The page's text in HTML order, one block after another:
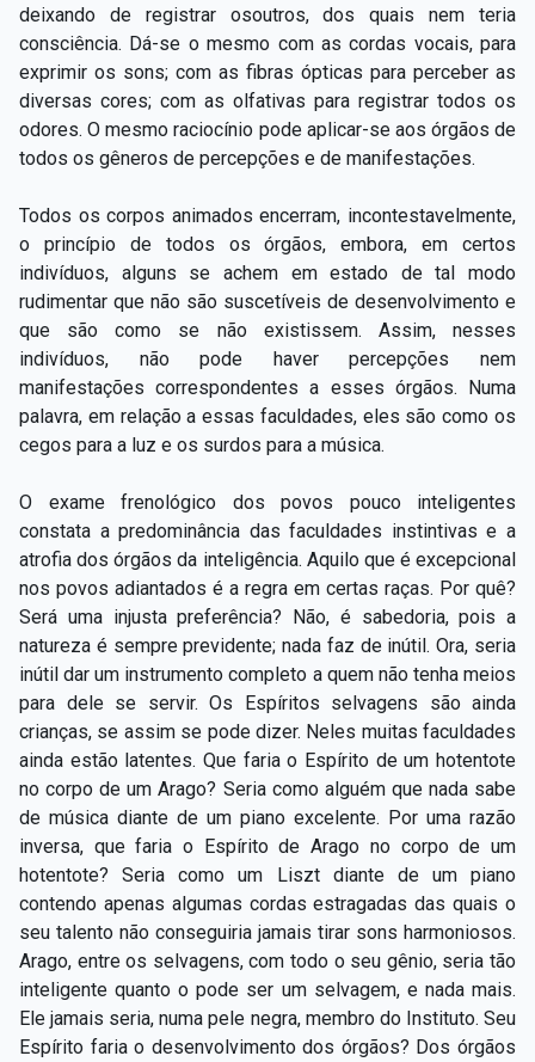
deixando de registrar osoutros, dos quais nem teria
consciência. Dá-se o mesmo com as cordas vocais, para
exprimir os sons; com as fibras ópticas para perceber as
diversas cores; com as olfativas para registrar todos os
odores. O mesmo raciocínio pode aplicar-se aos órgãos de
todos os gêneros de percepções e de manifestações.
Todos os corpos animados encerram, incontestavelmente,
o princípio de todos os órgãos, embora, em certos
indivíduos, alguns se achem em estado de tal modo
rudimentar que não são suscetíveis de desenvolvimento e
que são como se não existissem. Assim, nesses
indivíduos, não pode haver percepções nem
manifestações correspondentes a esses órgãos. Numa
palavra, em relação a essas faculdades, eles são como os
cegos para a luz e os surdos para a música.
O exame frenológico dos povos pouco inteligentes
constata a predominância das faculdades instintivas e a
atrofia dos órgãos da inteligência. Aquilo que é excepcional
nos povos adiantados é a regra em certas raças. Por quê?
Será uma injusta preferência? Não, é sabedoria, pois a
natureza é sempre previdente; nada faz de inútil. Ora, seria
inútil dar um instrumento completo a quem não tenha meios
para dele se servir. Os Espíritos selvagens são ainda
crianças, se assim se pode dizer. Neles muitas faculdades
ainda estão latentes. Que faria o Espírito de um hotentote
no corpo de um Arago? Seria como alguém que nada sabe
de música diante de um piano excelente. Por uma razão
inversa, que faria o Espírito de Arago no corpo de um
hotentote? Seria como um Liszt diante de um piano
contendo apenas algumas cordas estragadas das quais o
seu talento não conseguiria jamais tirar sons harmoniosos.
Arago, entre os selvagens, com todo o seu gênio, seria tão
inteligente quanto o pode ser um selvagem, e nada mais.
Ele jamais seria, numa pele negra, membro do Instituto. Seu
Espírito faria o desenvolvimento dos órgãos? Dos órgãos